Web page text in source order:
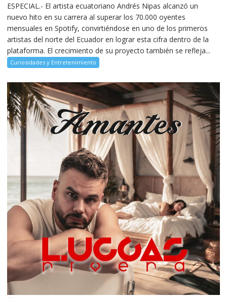
ESPECIAL.- El artista ecuatoriano Andrés Nipas alcanzó un
nuevo hito en su carrera al superar los 70.000 oyentes
mensuales en Spotify, convirtiéndose en uno de los primeros
artistas del norte del Ecuador en lograr esta cifra dentro de la
plataforma. El crecimiento de su proyecto también se refleja...
Curiosidades y Entretenimiento